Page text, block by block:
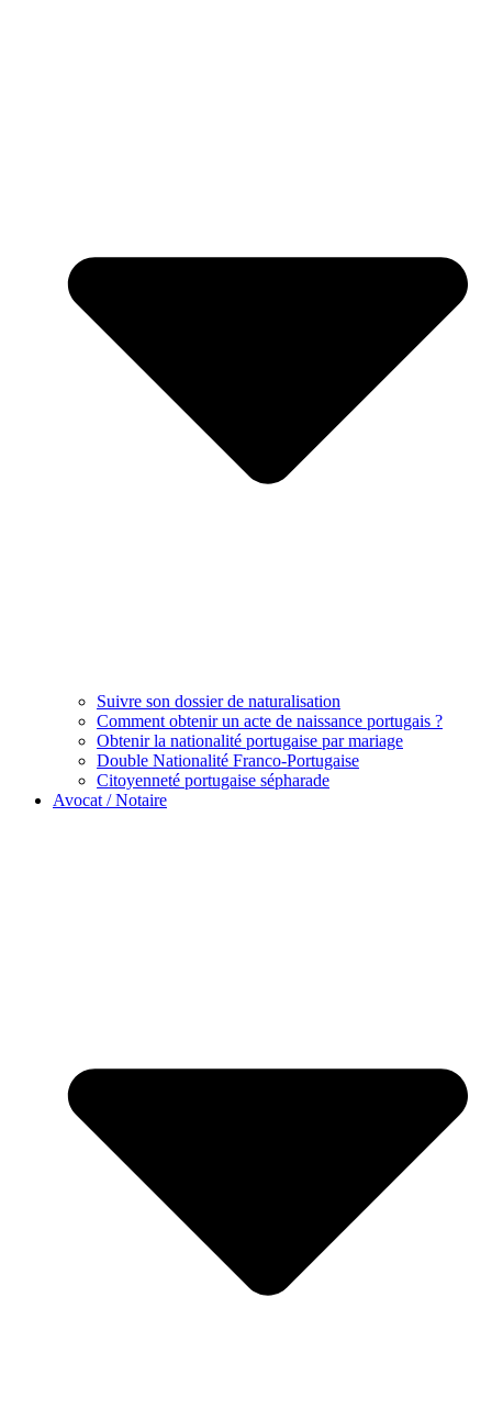
Suivre son dossier de naturalisation
Comment obtenir un acte de naissance portugais ?
Obtenir la nationalité portugaise par mariage
Double Nationalité Franco-Portugaise
Citoyenneté portugaise sépharade
Avocat / Notaire